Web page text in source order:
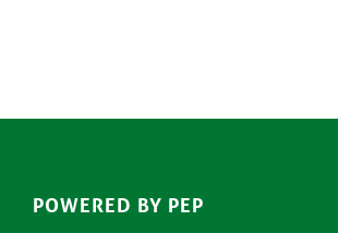
POWERED BY PEP